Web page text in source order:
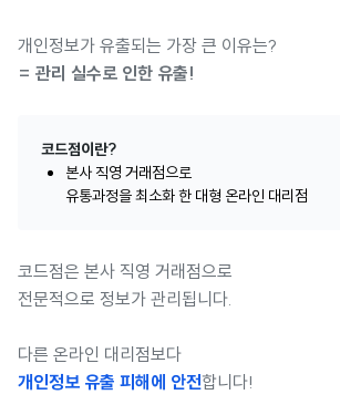
개인정보가 유출되는 가장 큰 이유는?
= 관리 실수로 인한 유출!
코드점이란?
본사 직영 거래점으로
유통과정을 최소화 한 대형 온라인 대리점
코드점은 본사 직영 거래점으로
전문적으로 정보가 관리됩니다.
다른 온라인 대리점보다
개인정보 유출 피해에 안전합니다!